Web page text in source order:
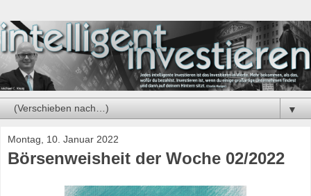
▼
Montag, 10. Januar 2022
Börsenweisheit der Woche 02/2022